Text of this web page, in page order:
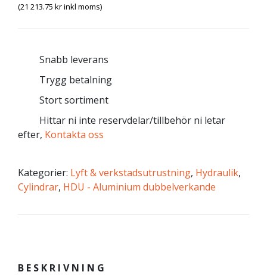
(21 213.75 krinkl moms)
Snabb leverans
Trygg betalning
Stort sortiment
Hittar ni inte reservdelar/tillbehör ni letar
efter, Kontakta oss
Kategorier: Lyft & verkstadsutrustning, Hydraulik,
Cylindrar, HDU - Aluminium dubbelverkande
BESKRIVNING